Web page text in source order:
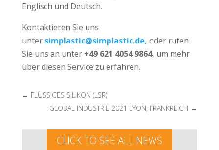
Englisch und Deutsch.
Kontaktieren Sie uns
unter simplastic@simplastic.de, oder rufen
Sie uns an unter +49 621 4054 9864, um mehr
über diesen Service zu erfahren.
← FLÜSSIGES SILIKON (LSR)
GLOBAL INDUSTRIE 2021 LYON, FRANKREICH →
CLICK TO SEE ALL NEWS